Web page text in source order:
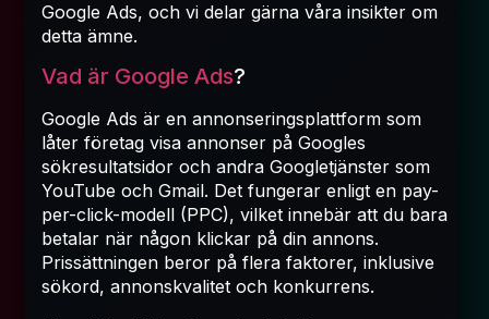
Google Ads, och vi delar gärna våra insikter om
detta ämne.
Vad är Google Ads?
Google Ads är en annonseringsplattform som
låter företag visa annonser på Googles
sökresultatsidor och andra Googletjänster som
YouTube och Gmail. Det fungerar enligt en pay-
per-click-modell (PPC), vilket innebär att du bara
betalar när någon klickar på din annons.
Prissättningen beror på flera faktorer, inklusive
sökord, annonskvalitet och konkurrens.